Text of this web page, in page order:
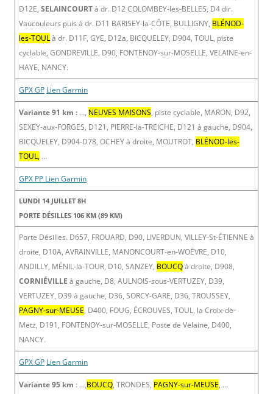
D12E, SELAINCOURTà dr. D12 COLOMBEY-les-BELLES, D4 dir.
Vaucouleurs puis à dr. D11 BARISEY-la-CÔTE, BULLIGNY, BLÉNOD-
les-TOULà dr. D11F, GYE, D12a, BICQUELEY, D904, TOUL, piste
cyclable, GONDREVILLE, D90, FONTENOY-sur-MOSELLE, VELAINE-en-
HAYE, NANCY.
GPX GP Lien Garmin
Variante 91 km : …, NEUVES MAISONS, piste cyclable, MARON, D92,
SEXEY-aux-FORGES, D121, PIERRE-la-TREICHE, D121 à gauche, D904,
BICQUELEY, D904-D78, OCHEY à droite, MOUTROT, BLÉNOD-les-
TOUL, …
GPX PP Lien Garmin
LUNDI 14 JUILLET 8H
PORTE DÉSILLES 106 KM (89 KM)
Porte Désilles. D657, FROUARD, D90, LIVERDUN, VILLEY-St-ÉTIENNE à
droite, D10A, AVRAINVILLE, MANONCOURT-en-WOËVRE, D10,
ANDILLY, MÉNIL-la-TOUR, D10, SANZEY, BOUCQà droite, D908,
CORNIÉVILLE à gauche, D8, AULNOIS-sous-VERTUZEY, D39,
VERTUZEY, D39 à gauche, D36, SORCY-GARE, D36, TROUSSEY,
PAGNY-sur-MEUSE, D400, FOUG, ÉCROUVES, TOUL, la Croix-de-
Metz, D191, FONTENOY-sur-MOSELLE, Poste de Velaine, D400,
NANCY.
GPX GP Lien Garmin
Variante 95 km : …,BOUCQ, TRONDES, PAGNY-sur-MEUSE, …